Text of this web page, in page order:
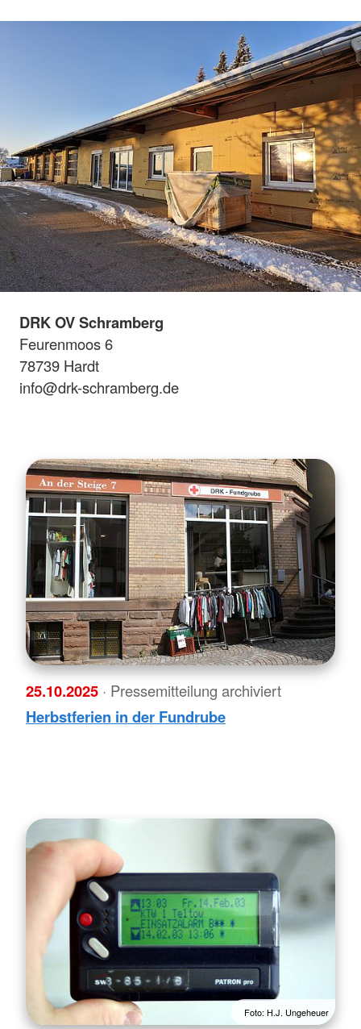
DRK OV Schramberg
Feurenmoos 6
78739 Hardt
info@drk-schramberg.de
25.10.2025 · Pressemitteilung archiviert
Herbstferien in der Fundrube
Foto: H.J. Ungeheuer